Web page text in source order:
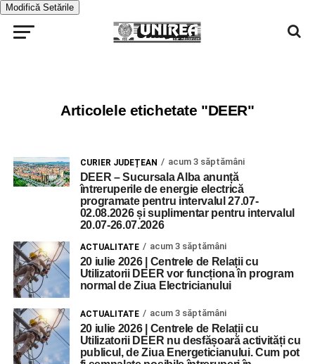
Modifică Setările
Articolele etichetate "DEER"
CURIER JUDEȚEAN acum 3 săptămâni
DEER – Sucursala Alba anunță
întreruperile de energie electrică
programate pentru intervalul 27.07-
02.08.2026 și suplimentar pentru intervalul
20.07-26.07.2026
ACTUALITATE acum 3 săptămâni
20 iulie 2026 | Centrele de Relații cu
Utilizatorii DEER vor funcționa în program
normal de Ziua Electricianului
ACTUALITATE acum 3 săptămâni
20 iulie 2026 | Centrele de Relații cu
Utilizatorii DEER nu desfășoară activități cu
publicul, de Ziua Energeticianului. Cum pot